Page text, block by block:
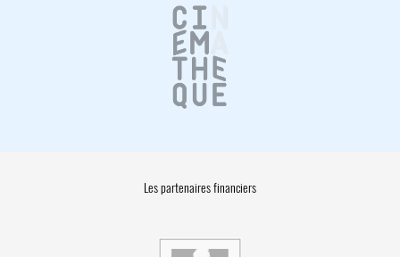
Les partenaires financiers